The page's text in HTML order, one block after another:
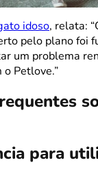
idoso, relata:
pelo plano foi
um problema
o Petlove.”
para